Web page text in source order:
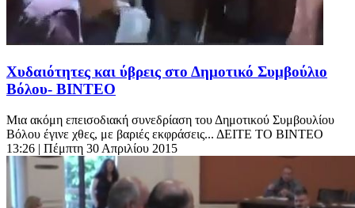
Χυδαιότητες και ύβρεις στο Δημοτικό Συμβούλιο
Βόλου- ΒΙΝΤΕΟ
Μια ακόμη επεισοδιακή συνεδρίαση του Δημοτικού Συμβουλίου
Βόλου έγινε χθες, με βαριές εκφράσεις... ΔΕΙΤΕ ΤΟ ΒΙΝΤΕΟ
13:26 | Πέμπτη 30 Απριλίου 2015